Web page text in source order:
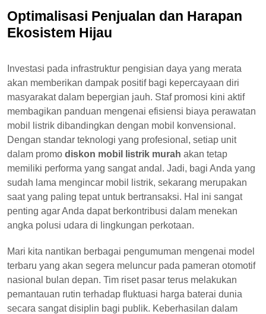
Optimalisasi Penjualan dan Harapan
Ekosistem Hijau
Investasi pada infrastruktur pengisian daya yang merata
akan memberikan dampak positif bagi kepercayaan diri
masyarakat dalam bepergian jauh. Staf promosi kini aktif
membagikan panduan mengenai efisiensi biaya perawatan
mobil listrik dibandingkan dengan mobil konvensional.
Dengan standar teknologi yang profesional, setiap unit
dalam promo diskon mobil listrik murah akan tetap
memiliki performa yang sangat andal. Jadi, bagi Anda yang
sudah lama mengincar mobil listrik, sekarang merupakan
saat yang paling tepat untuk bertransaksi. Hal ini sangat
penting agar Anda dapat berkontribusi dalam menekan
angka polusi udara di lingkungan perkotaan.
Mari kita nantikan berbagai pengumuman mengenai model
terbaru yang akan segera meluncur pada pameran otomotif
nasional bulan depan. Tim riset pasar terus melakukan
pemantauan rutin terhadap fluktuasi harga baterai dunia
secara sangat disiplin bagi publik. Keberhasilan dalam